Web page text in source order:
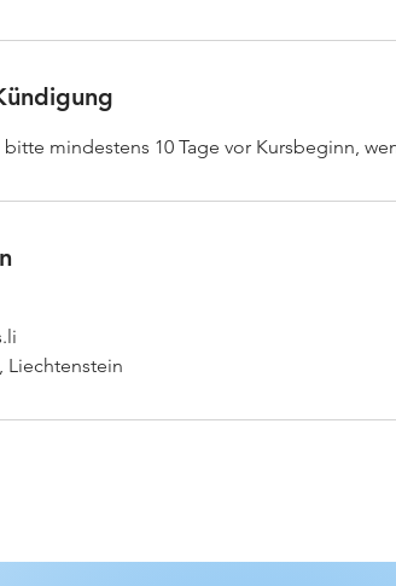
mindestens 10 Tage vor Kursbeginn,
Liechtenstein